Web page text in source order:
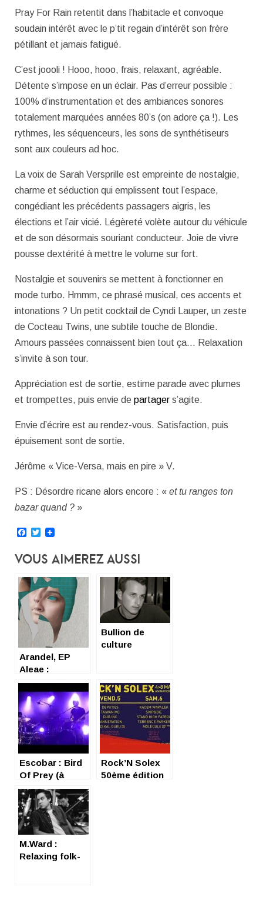
Pray For Rain retentit dans l’habitacle et convoque
soudain intérêt avec le p’tit regain d’intérêt son frère
pétillant et jamais fatigué.
C’est joooli ! Hooo, hooo, frais, relaxant, agréable.
Détente s’impose en un éclair. Pas d’erreur possible :
100% d’instrumentation et des ambiances sonores
totalement marquées années 80’s (on adore ça !). Les
rythmes, les séquenceurs, les sons de synthétiseurs
sont aux couleurs ad hoc.
La voix de Sarah Versprille est empreinte de nostalgie,
charme et séduction qui emplissent tout l’espace,
congédiant les précédents passagers aigris, les
élections et l’air vicié. Légèreté volète autour du véhicule
et de son désormais souriant conducteur. Joie de vivre
pousse dextérité à mettre le volume sur fort.
Nostalgie et souvenirs se mettent à fonctionner en
mode turbo. Hmmm, ce phrasé musical, ces accents et
intonations ? Un petit cocktail de Cyndi Lauper, un zeste
de Cocteau Twins, une subtile touche de Blondie.
Amours passées connaissent bien tout ça… Relaxation
s’invite à son tour.
Appréciation est de sortie, estime parade avec plumes
et trompettes, puis envie de partager s’agite.
Envie d’écrire est au rendez-vous. Satisfaction, puis
épuisement sont de sortie.
Jérôme « Vice-Versa, mais en pire » V.
PS : Désordre ricane alors encore : « et tu ranges ton
bazar quand ? »
Facebook
Twitter
Vous Aimerez Aussi
Arandel, EP
Aleae :
impressions,
pointillisme,
relaxation.
Bullion de
culture
Escobar : Bird
Of Prey (à
fondre sur
vous)
Rock’N Solex
50ème édition
M.Ward :
Relaxing folk-